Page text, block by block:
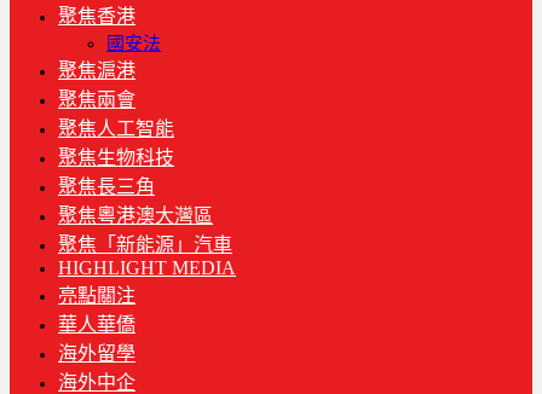
聚焦香港
國安法
聚焦滬港
聚焦兩會
聚焦人工智能
聚焦生物科技
聚焦長三角
聚焦粵港澳大灣區
聚焦「新能源」汽車
HIGHLIGHT MEDIA
亮點關注
華人華僑
海外留學
海外中企